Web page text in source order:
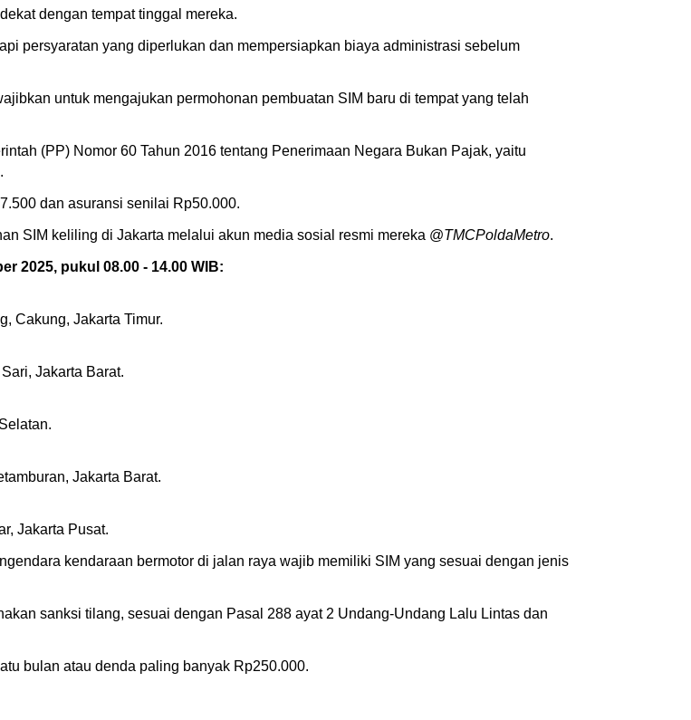
dengan tempat tinggal mereka.
persyaratan yang diperlukan dan mempersiapkan biaya administrasi sebelum
untuk mengajukan permohonan pembuatan SIM baru di tempat yang telah
(PP) Nomor 60 Tahun 2016 tentang Penerimaan Negara Bukan Pajak, yaitu
dan asuransi senilai Rp50.000.
SIM keliling di Jakarta melalui akun media sosial resmi mereka @TMCPoldaMetro.
2025, pukul 08.00 - 14.00 WIB:
Cakung, Jakarta Timur.
Jakarta Barat.
Jakarta Barat.
Jakarta Pusat.
kendaraan bermotor di jalan raya wajib memiliki SIM yang sesuai dengan jenis
sanksi tilang, sesuai dengan Pasal 288 ayat 2 Undang-Undang Lalu Lintas dan
bulan atau denda paling banyak Rp250.000.